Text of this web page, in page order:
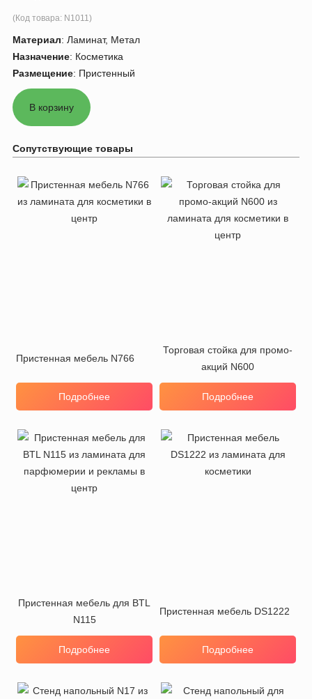
(Код товара: N1011)
Материал: Ламинат, Метал
Назначение: Косметика
Размещение: Пристенный
Сопутствующие товары
Пристенная мебель N766
Подробнее
Торговая стойка для промо-
акций N600
Подробнее
Пристенная мебель для BTL
N115
Подробнее
Пристенная мебель DS1222
Подробнее